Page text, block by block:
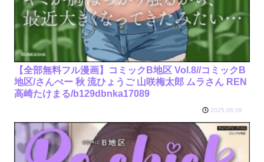
【全部無料フル漫画】コミックB地区 Vol.8//コミックB
地区/さんぺー 秋 流ひょうご 山咲梅太郎 ムラさん REN
高崎たけまる/b129dbnka17089
2025.08.08